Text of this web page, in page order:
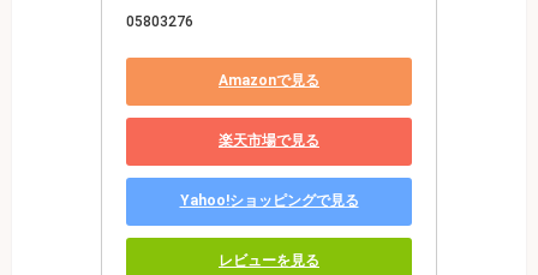
05803276
Amazonで見る
楽天市場で見る
Yahoo!ショッピングで見る
レビューを見る